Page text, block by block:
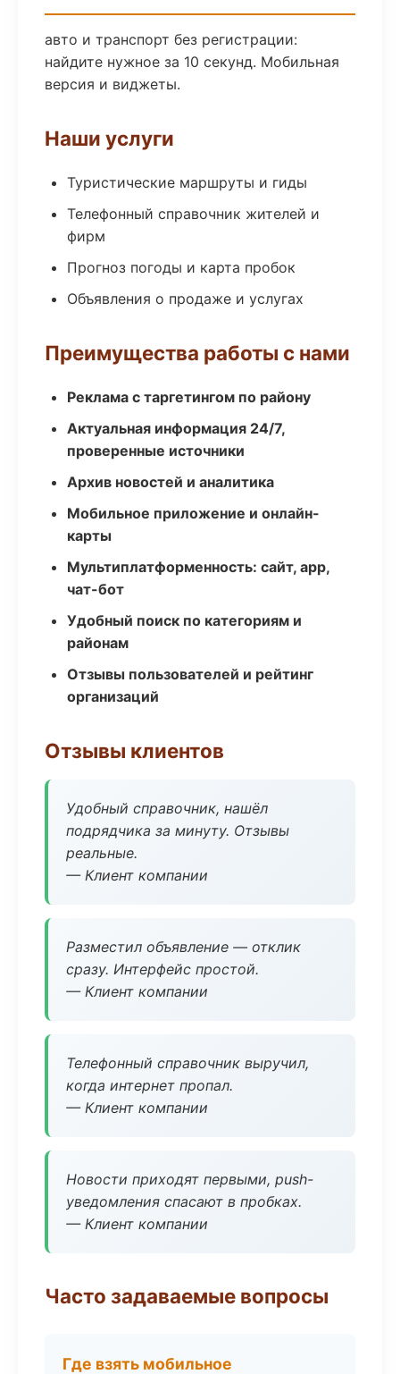
авто и транспорт без регистрации:
найдите нужное за 10 секунд. Мобильная
версия и виджеты.
Наши услуги
Туристические маршруты и гиды
Телефонный справочник жителей и
фирм
Прогноз погоды и карта пробок
Объявления о продаже и услугах
Преимущества работы с нами
Реклама с таргетингом по району
Актуальная информация 24/7,
проверенные источники
Архив новостей и аналитика
Мобильное приложение и онлайн-
карты
Мультиплатформенность: сайт, app,
чат-бот
Удобный поиск по категориям и
районам
Отзывы пользователей и рейтинг
организаций
Отзывы клиентов
Удобный справочник, нашёл
подрядчика за минуту. Отзывы
реальные.
— Клиент компании
Разместил объявление — отклик
сразу. Интерфейс простой.
— Клиент компании
Телефонный справочник выручил,
когда интернет пропал.
— Клиент компании
Новости приходят первыми, push-
уведомления спасают в пробках.
— Клиент компании
Часто задаваемые вопросы
Где взять мобильное